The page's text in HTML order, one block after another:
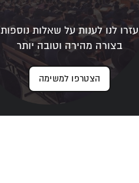
עזרו לנו לענות על שאלות נוספות
בצורה מהירה וטובה יותר
הצטרפו למשימה